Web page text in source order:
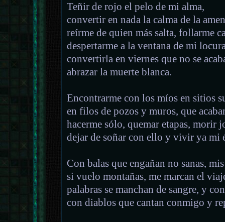
Teñir de rojo el pelo de mi alma,
convertir en nada la calma de la
reírme de quien más salta, follarme
despertarme a la ventana de mi
convertirla en viernes que no se
abrazar la muerte blanca.
Encontrarme con los míos en sitios
en filos de pozos y muros, que
hacerme sólo, quemar etapas, morir
dejar de soñar con ello y vivir ya mi
Con balas que engañan no sanas,
si vuelo montañas, me marcan el
palabras se manchan de sangre, y
con diablos que cantan conmigo y